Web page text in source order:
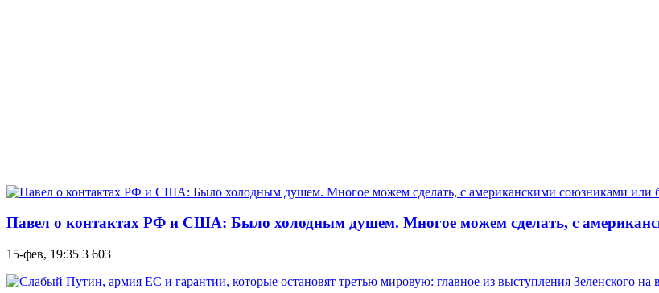
Павел о контактах РФ и США: Было холодным душем. Многое можем сделать, с
15-фев, 19:35 3 603